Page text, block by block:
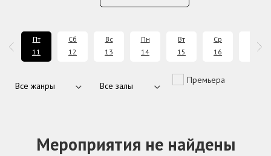
Пт
11
Сб
12
Вс
13
Пн
14
Вт
15
Ср
16
17
Премьера
Мероприятия не найдены